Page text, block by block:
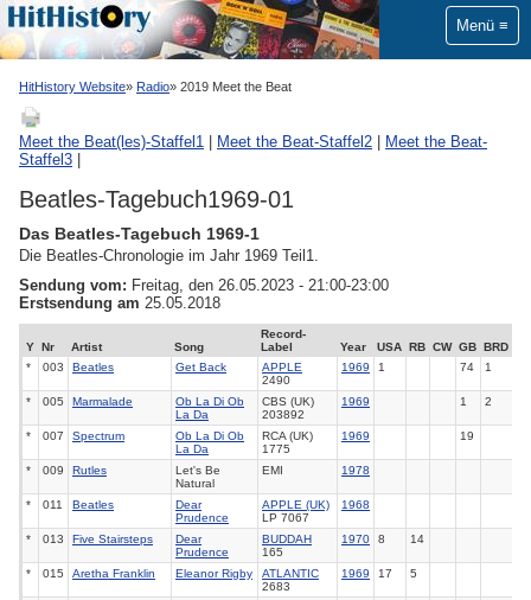
Menü
HitHistory Website Radio 2019 Meet the Beat
Meet the Beat(les)-Staffel1 Meet the Beat-Staffel2
Meet the Beat-
Staffel3
Beatles-Tagebuch1969-01
Das Beatles-Tagebuch 1969-1
Die Beatles-Chronologie im Jahr 1969 Teil1.
Sendung vom: Freitag, den 26.05.2023 - 21:00-23:00
Erstsendung am 25.05.2018
Y Nr Artist Song
Record-
Label
Year USA RB CW GB
BRD
*
003 Beatles Get Back
APPLE
2490
1969 1 74 1
* 005 Marmalade
Ob La Di Ob
La Da
CBS (UK)
203892
1969 1 2
* 007 Spectrum
Ob La Di Ob
La Da
RCA (UK)
1775
1969 19
* 009 Rutles
Let's Be
Natural
EMI 1978
* 011 Beatles
Dear
Prudence
APPLE (UK)
LP 7067
1968
* 013 Five Stairsteps
Dear
Prudence
BUDDAH
165
1970 8 14
* 015 Aretha Franklin Eleanor Rigby
ATLANTIC
2683
1969 17 5